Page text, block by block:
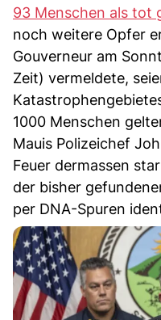
93 Menschen als tot
noch weitere Opfer
Gouverneur am
Zeit) vermeldete,
1000 Menschen
Mauis Polizeichef
Feuer dermassen
der bisher
per DNA-Spuren